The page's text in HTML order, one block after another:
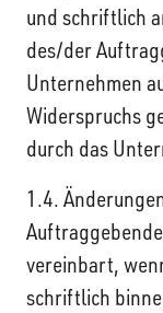
und schriftlich
des/der
Unternehmen
Widerspruchs
durch das
1.4.
vereinbart,
schriftlich